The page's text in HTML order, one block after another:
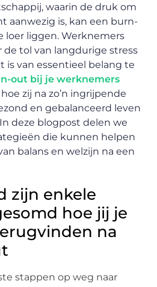
waarin de druk om
aanwezig is, kan een burn-
loer liggen. Werknemers
de tol van langdurige stress
is van essentieel belang te
out bij je werknemers
zij na zo’n ingrijpende
en gebalanceerd leven
deze blogpost delen we
die kunnen helpen
balans en welzijn na een
zijn enkele
hoe jij je
na
stappen op weg naar